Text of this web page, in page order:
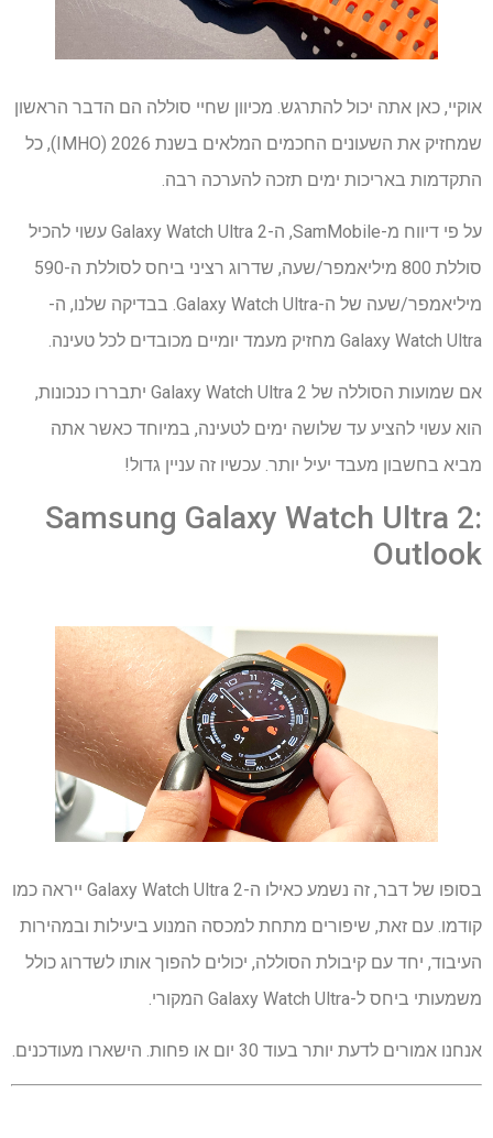
אוקיי, כאן אתה יכול להתרגש. מכיוון שחיי סוללה הם הדבר הראשון
שמחזיק את השעונים החכמים המלאים בשנת 2026 (IMHO), כל
התקדמות באריכות ימים תזכה להערכה רבה.
על פי דיווח מ-SamMobile, ה-Galaxy Watch Ultra 2 עשוי להכיל
סוללת 800 מיליאמפר/שעה, שדרוג רציני ביחס לסוללת ה-590
מיליאמפר/שעה של ה-Galaxy Watch Ultra. בבדיקה שלנו, ה-
Galaxy Watch Ultra מחזיק מעמד יומיים מכובדים לכל טעינה.
אם שמועות הסוללה של Galaxy Watch Ultra 2 יתבררו כנכונות,
הוא עשוי להציע עד שלושה ימים לטעינה, במיוחד כאשר אתה
מביא בחשבון מעבד יעיל יותר. עכשיו זה עניין גדול!
Samsung Galaxy Watch Ultra 2:
Outlook
בסופו של דבר, זה נשמע כאילו ה-Galaxy Watch Ultra 2 ייראה כמו
קודמו. עם זאת, שיפורים מתחת למכסה המנוע ביעילות ובמהירות
העיבוד, יחד עם קיבולת הסוללה, יכולים להפוך אותו לשדרוג כולל
משמעותי ביחס ל-Galaxy Watch Ultra המקורי.
אנחנו אמורים לדעת יותר בעוד 30 יום או פחות. הישארו מעודכנים.